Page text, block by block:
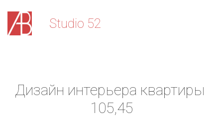
Stu­­­­dio 52
Дизайн интерьера квартиры
105,45